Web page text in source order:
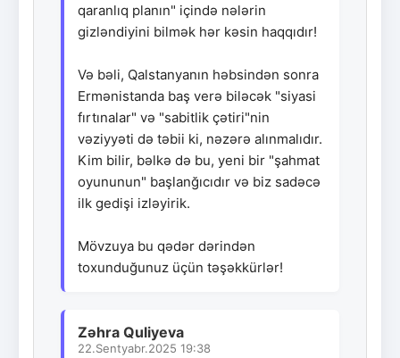
qaranlıq planın" içində nələrin
gizləndiyini bilmək hər kəsin haqqıdır!
Və bəli, Qalstanyanın həbsindən sonra
Ermənistanda baş verə biləcək "siyasi
fırtınalar" və "sabitlik çətiri"nin
vəziyyəti də təbii ki, nəzərə alınmalıdır.
Kim bilir, bəlkə də bu, yeni bir "şahmat
oyununun" başlanğıcıdır və biz sadəcə
ilk gedişi izləyirik.
Mövzuya bu qədər dərindən
toxunduğunuz üçün təşəkkürlər!
Zəhra Quliyeva
22.Sentyabr.2025 19:38